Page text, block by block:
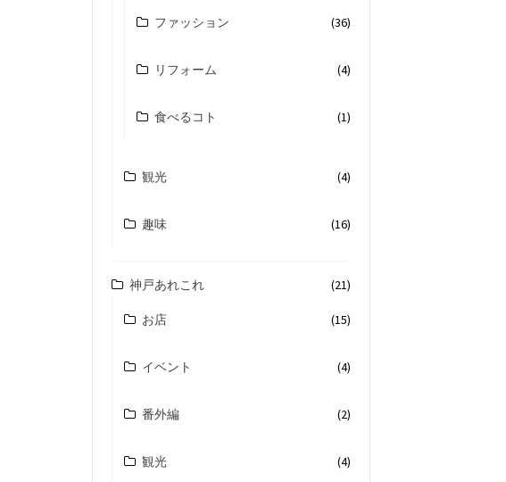
ファッション (36)
リフォーム (4)
食べるコト (1)
観光 (4)
趣味 (16)
神戸あれこれ (21)
お店 (15)
イベント (4)
番外編 (2)
観光 (4)